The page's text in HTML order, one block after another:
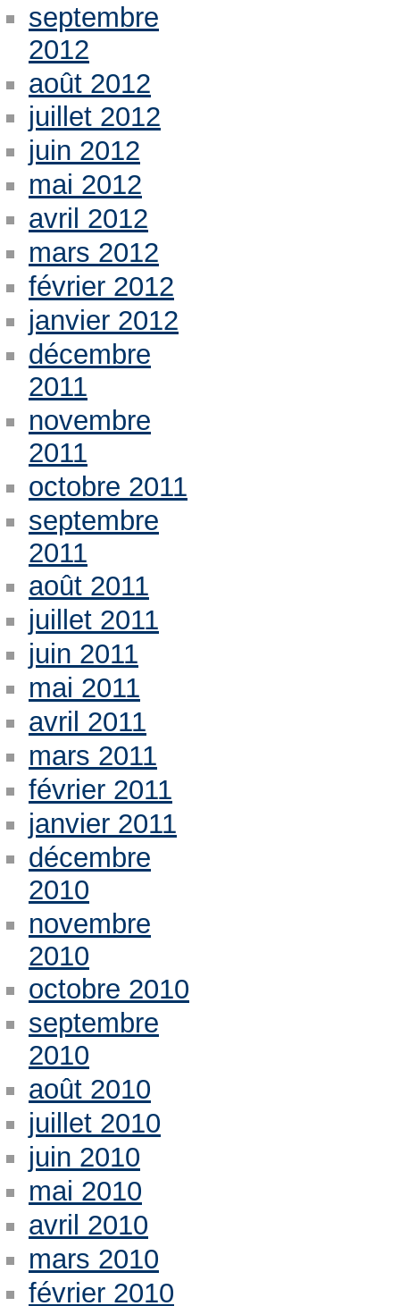
septembre
2012
août 2012
juillet 2012
juin 2012
mai 2012
avril 2012
mars 2012
février 2012
janvier 2012
décembre
2011
novembre
2011
octobre 2011
septembre
2011
août 2011
juillet 2011
juin 2011
mai 2011
avril 2011
mars 2011
février 2011
janvier 2011
décembre
2010
novembre
2010
octobre 2010
septembre
2010
août 2010
juillet 2010
juin 2010
mai 2010
avril 2010
mars 2010
février 2010